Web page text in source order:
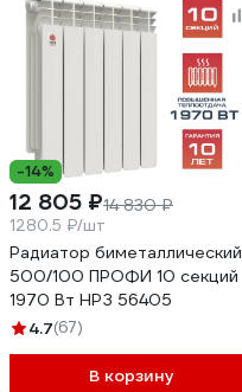
-14%
12 805 ₽14 830 ₽
1280.5 ₽/шт
Радиатор биметаллический
500/100 ПРОФИ 10 секций
1970 Вт НРЗ 56405
4.7(67)
В корзину